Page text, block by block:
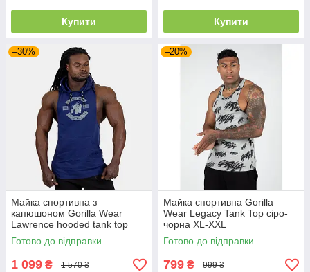
Купити Купити
–30%
Майка спортивна з
капюшоном Gorilla Wear
Lawrence hooded tank top
XXL синя
Готово до відправки
1 099 ₴ 1 570 ₴
–20%
Майка спортивна Gorilla
Wear Legacy Tank Top сіро-
чорна XL-XXL
Готово до відправки
799 ₴ 999 ₴